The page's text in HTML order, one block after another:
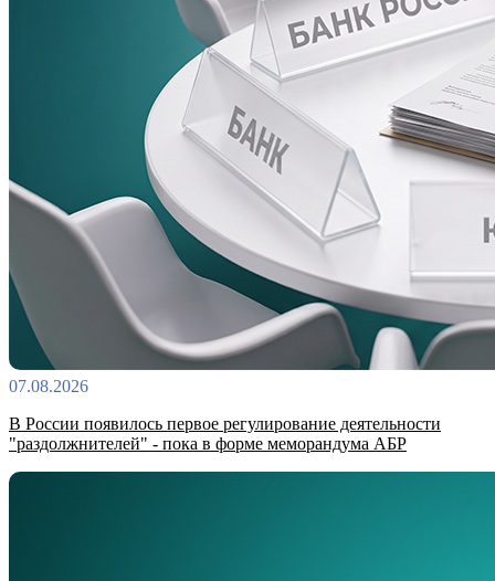
07.08.2026
В России появилось первое регулирование деятельности
"раздолжнителей" - пока в форме меморандума АБР